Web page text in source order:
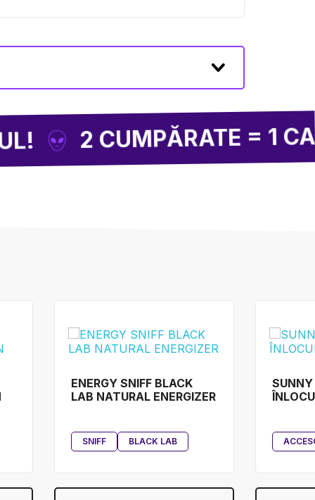
= 1 CADOU
ENERGY SNIFF BLACK
LAB NATURAL ENERGIZER
SNIFF BLACK LAB